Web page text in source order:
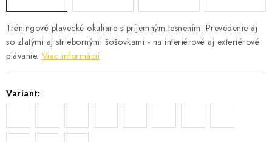
Tréningové plavecké okuliare s príjemným tesnením. Prevedenie aj
so zlatými aj striebornými šošovkami - na interiérové aj exteriérové
plávanie. Viac informácií
Variant: